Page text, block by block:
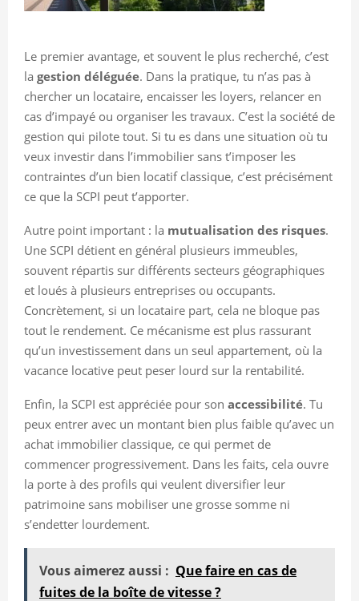
Le premier avantage, et souvent le plus recherché, c’est
la gestion déléguée. Dans la pratique, tu n’as pas à
chercher un locataire, encaisser les loyers, relancer en
cas d’impayé ou organiser les travaux. C’est la société de
gestion qui pilote tout. Si tu es dans une situation où tu
veux investir dans l’immobilier sans t’imposer les
contraintes d’un bien locatif classique, c’est précisément
ce que la SCPI peut t’apporter.
Autre point important : la mutualisation des risques.
Une SCPI détient en général plusieurs immeubles,
souvent répartis sur différents secteurs géographiques
et loués à plusieurs entreprises ou occupants.
Concrètement, si un locataire part, cela ne bloque pas
tout le rendement. Ce mécanisme est plus rassurant
qu’un investissement dans un seul appartement, où la
vacance locative peut peser lourd sur la rentabilité.
Enfin, la SCPI est appréciée pour son accessibilité. Tu
peux entrer avec un montant bien plus faible qu’avec un
achat immobilier classique, ce qui permet de
commencer progressivement. Dans les faits, cela ouvre
la porte à des profils qui veulent diversifier leur
patrimoine sans mobiliser une grosse somme ni
s’endetter lourdement.
Vous aimerez aussi : Que faire en cas de
fuites de la boîte de vitesse ?